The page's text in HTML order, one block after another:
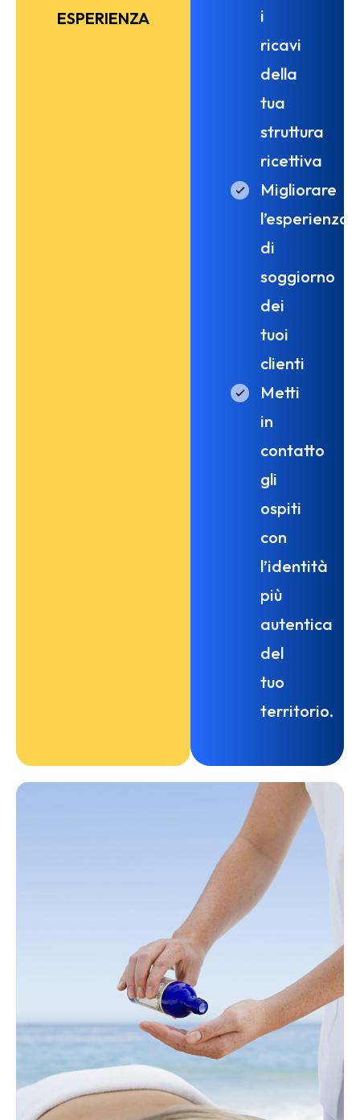
ESPERIENZA
i
ricavi
della
tua
struttura
ricettiva
Migliorare
l’esperienza
di
soggiorno
dei
tuoi
clienti
Metti
in
contatto
gli
ospiti
con
l’identità
più
autentica
del
tuo
territorio.